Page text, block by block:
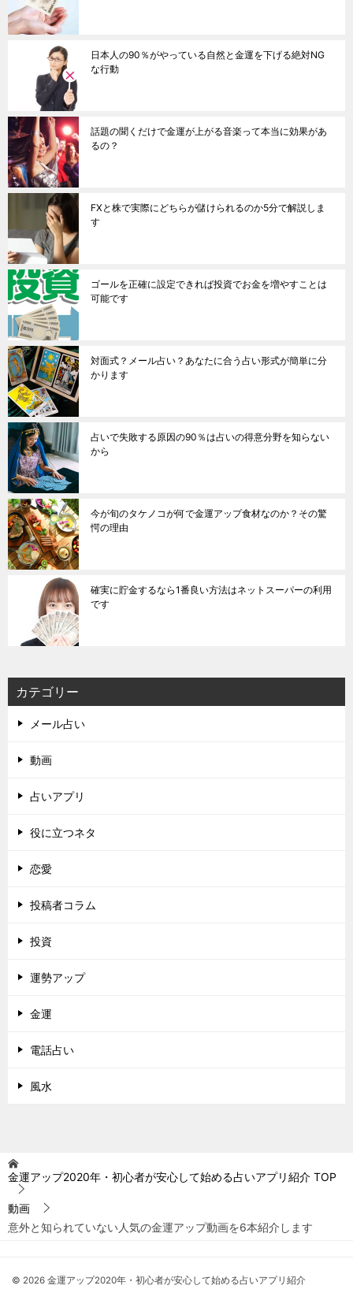
日本人の90％がやっている自然と金運を下げる絶対NG
な行動
話題の聞くだけで金運が上がる音楽って本当に効果があ
るの？
FXと株で実際にどちらが儲けられるのか5分で解説しま
す
ゴールを正確に設定できれば投資でお金を増やすことは
可能です
対面式？メール占い？あなたに合う占い形式が簡単に分
かります
占いで失敗する原因の90％は占いの得意分野を知らない
から
今が旬のタケノコが何で金運アップ食材なのか？その驚
愕の理由
確実に貯金するなら1番良い方法はネットスーパーの利用
です
カテゴリー
メール占い
動画
占いアプリ
役に立つネタ
恋愛
投稿者コラム
投資
運勢アップ
金運
電話占い
風水
金運アップ2020年・初心者が安心して始める占いアプリ紹介 TOP
動画
意外と知られていない人気の金運アップ動画を6本紹介します
© 2026 金運アップ2020年・初心者が安心して始める占いアプリ紹介